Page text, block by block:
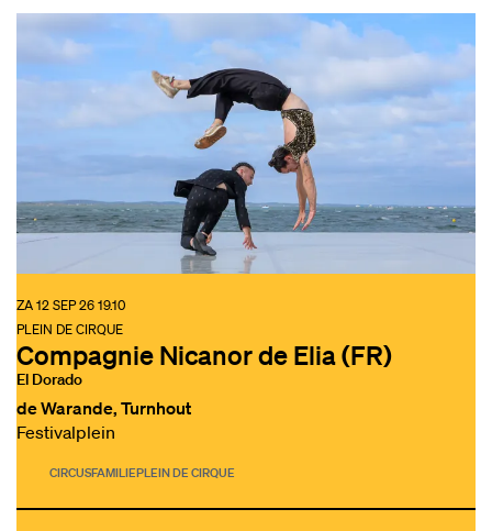
Compagnie Nicanor de Elia (FR)
El Dorado
PLEIN DE CIRQUE
ZA 12 SEP 2619.10
de Warande, Turnhout
Festivalplein
CIRCUSFAMILIEPLEIN DE CIRQUE